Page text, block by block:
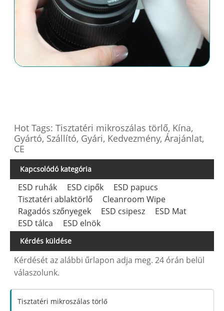
Hot Tags: Tisztatéri mikroszálas törlő, Kína,
Gyártó, Szállító, Gyári, Kedvezmény, Árajánlat,
CE
Kapcsolódó kategória
ESD ruhák ESD cipők
ESD papucs
Tisztatéri ablaktörlő
Cleanroom Wipe
Ragadós szőnyegek
ESD csipesz
ESD Mat
ESD tálca
ESD elnök
Kérdés küldése
Kérdését az alábbi űrlapon adja meg. 24 órán belül
válaszolunk.